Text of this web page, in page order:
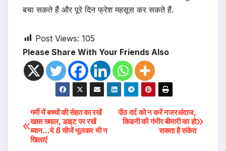
बचा सकते हैं और पूरे दिन फ्रेश महसूस कर सकते हैं.
Post Views: 105
Please Share With Your Friends Also
Post
navigation
पीठ दर्द को न करें नजरअंदाज,
किडनी की गंभीर बीमारी का हो
सकता है संकेत
गर्मी में बच्चों की सेहत का रखें
खास ख्याल, डाइट पर रखें
ध्यान…ये 8 चीजें भूलकर भी न
खिलाएं